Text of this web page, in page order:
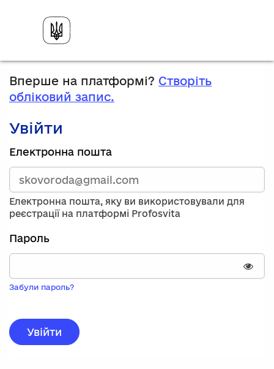
Вперше на платформі? Створіть
обліковий запис.
Увійти
Зареєструйтесь,
використавши
електронну
адресу
та
пароль.
Якщо
вас
немає
запису,
натисніть
реєстрації.
Електронна пошта
Електронна пошта, яку ви використовували для
реєстрації на платформі Profosvita
Пароль
Забули пароль?
Увійти